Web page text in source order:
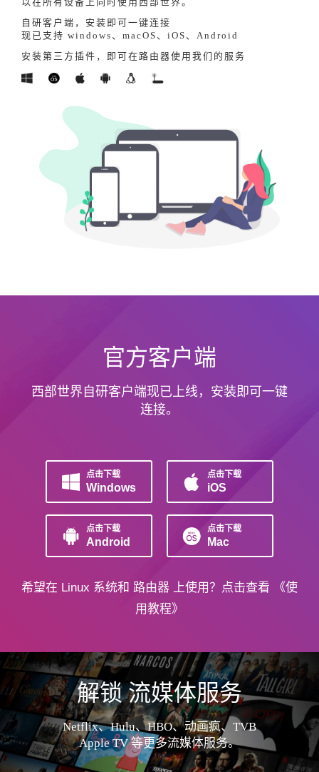
自研客户端，安装即可一键连接
现已支持 windows、macOS、iOS、Android
安装第三方插件，即可在路由器使用我们的服务
官方客户端
西部世界自研客户端现已上线，安装即可一键
连接。
点击下载
Windows
点击下载
iOS
点击下载
Android
点击下载
Mac
希望在 Linux 系统和 路由器 上使用？点击查看
《使
用教程》
解锁 流媒体服务
Netflix、Hulu、HBO、动画疯、TVB
Apple TV 等更多流媒体服务。